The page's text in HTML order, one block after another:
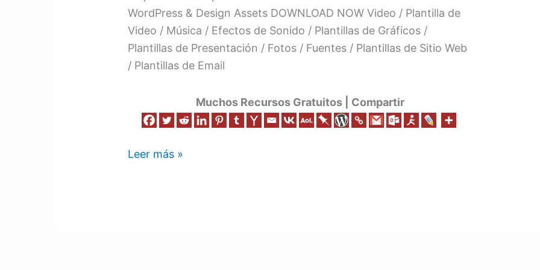
WordPress & Design Assets DOWNLOAD NOW Video / Plantilla de
Video / Música / Efectos de Sonido / Plantillas de Gráficos /
Plantillas de Presentación / Fotos / Fuentes / Plantillas de Sitio Web
/ Plantillas de Email
Muchos Recursos Gratuitos | Compartir
Leer más »